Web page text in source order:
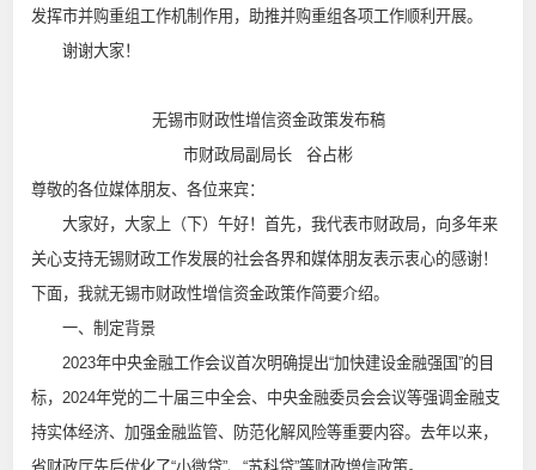
发挥市并购重组工作机制作用，助推并购重组各项工作顺利开展。
谢谢大家！
无锡市财政性增信资金政策发布稿
市财政局副局长 谷占彬
尊敬的各位媒体朋友、各位来宾：
大家好，大家上（下）午好！首先，我代表市财政局，向多年来
关心支持无锡财政工作发展的社会各界和媒体朋友表示衷心的感谢！
下面，我就无锡市财政性增信资金政策作简要介绍。
一、制定背景
2023年中央金融工作会议首次明确提出“加快建设金融强国”的目
标，2024年党的二十届三中全会、中央金融委员会会议等强调金融支
持实体经济、加强金融监管、防范化解风险等重要内容。去年以来，